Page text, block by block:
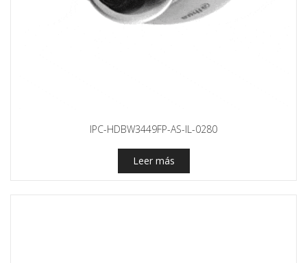
IPC-HDBW3449FP-AS-IL-0280
Leer más